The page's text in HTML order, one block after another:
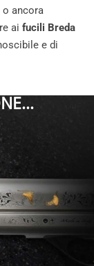
o ancora
ai fucili Breda
e di